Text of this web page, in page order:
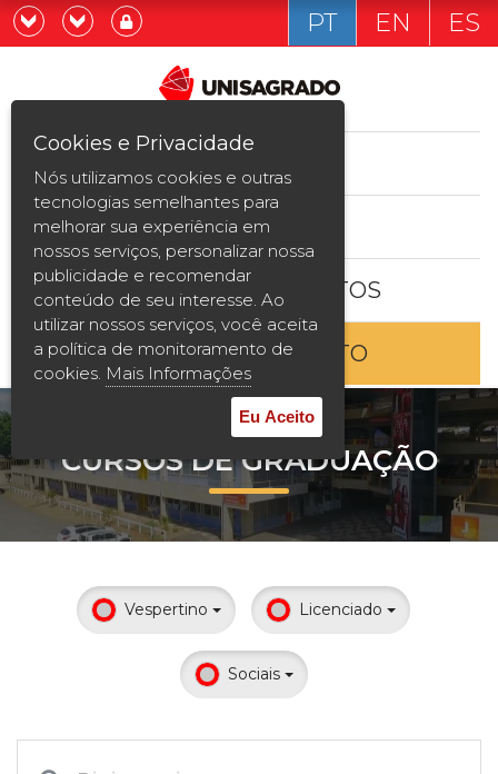
Graduação
Pós-graduação e MBA
Curta Duração
Vestibular
2ª Graduação
Transferência
Reingresso
Prouni
Desconto de pontualidade
Já sou estudande
Quero ser estudante
PT EN ES
ESTUDE AQUI
BOLSAS E DESCONTOS
ENTRE EM CONTATO
CURSOS DE GRADUAÇÃO
Vespertino Licenciado
Sociais
Cookies e Privacidade
Nós utilizamos cookies e outras
tecnologias semelhantes para
melhorar sua experiência em
nossos serviços, personalizar nossa
publicidade e recomendar
conteúdo de seu interesse. Ao
utilizar nossos serviços, você aceita
a política de monitoramento de
cookies. Mais Informações
Eu Aceito